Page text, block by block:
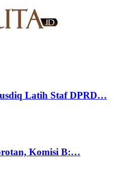
Latih Staf DPRD…
Komisi B:…